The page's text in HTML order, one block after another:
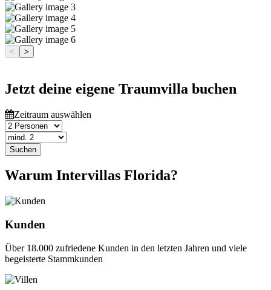
< >
Jetzt deine eigene Traumvilla buchen
Zeitraum auswählen
Suchen
Warum Intervillas Florida?
Kunden
Über 18.000 zufriedene Kunden in den letzten Jahren und viele
begeisterte Stammkunden